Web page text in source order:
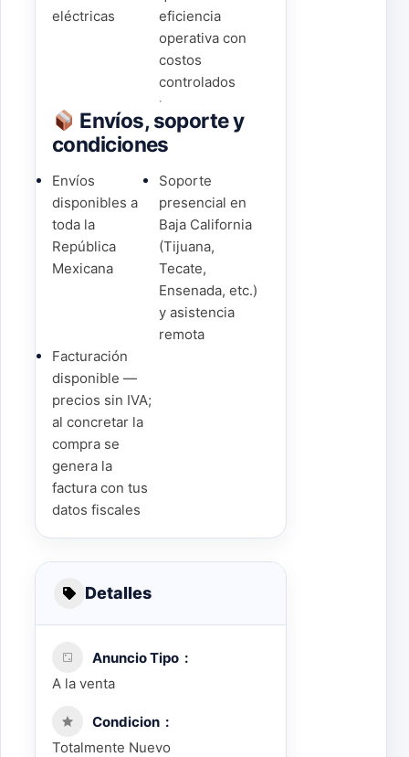
eléctricas
eficiencia
operativa con
costos
controlados
Envíos, soporte y
condiciones
Envíos
disponibles a
toda la
República
Mexicana
Soporte
presencial en
Baja California
(Tijuana,
Tecate,
Ensenada, etc.)
y asistencia
remota
Facturación
disponible —
precios sin IVA;
al concretar la
compra se
genera la
factura con tus
datos fiscales
Detalles
Anuncio Tipo
A la venta
Condicion
Totalmente Nuevo